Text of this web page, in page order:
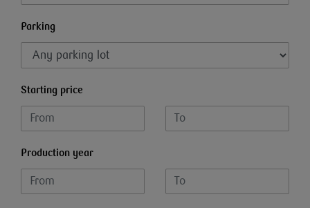
Parking
Starting price
Production year